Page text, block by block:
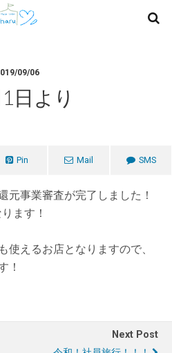
09/06
日より
Pin Mail SMS
元事業審査が完了しました！
ます！
使えるお店となりますので、
！
Next Post